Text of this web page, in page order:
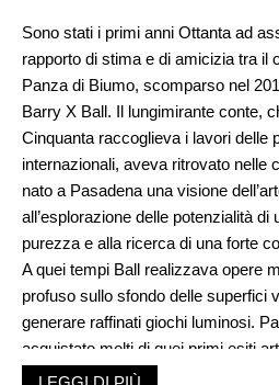
Sono stati i primi anni Ottanta ad
rapporto di stima e di amicizia tra il
Panza di Biumo, scomparso nel
Barry X Ball. Il lungimirante conte,
Cinquanta raccoglieva i lavori delle
internazionali, aveva ritrovato nelle
nato a Pasadena una visione
all’esplorazione delle potenzialità
purezza e alla ricerca di una forte
A quei tempi Ball realizzava opere
profuso sullo sfondo delle superfici
generare raffinati giochi luminosi.
acquistato molti di quei primi esiti
energia e di spiritualità e aveva